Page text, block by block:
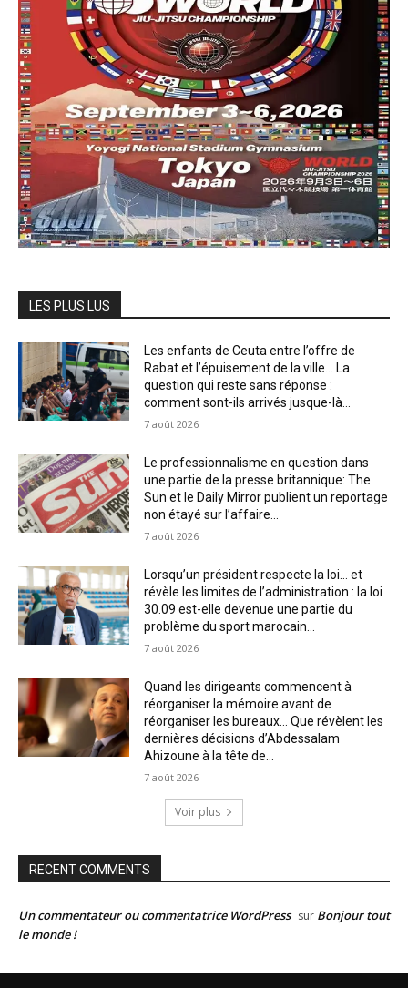
LES PLUS LUS
Les enfants de Ceuta entre l’offre de
Rabat et l’épuisement de la ville… La
question qui reste sans réponse :
comment sont-ils arrivés jusque-là...
7 août 2026
Le professionnalisme en question dans
une partie de la presse britannique: The
Sun et le Daily Mirror publient un reportage
non étayé sur l’affaire...
7 août 2026
Lorsqu’un président respecte la loi… et
révèle les limites de l’administration : la loi
30.09 est-elle devenue une partie du
problème du sport marocain...
7 août 2026
Quand les dirigeants commencent à
réorganiser la mémoire avant de
réorganiser les bureaux… Que révèlent les
dernières décisions d’Abdessalam
Ahizoune à la tête de...
7 août 2026
Voir plus
RECENT COMMENTS
Un commentateur ou commentatrice WordPress sur Bonjour tout
le monde !